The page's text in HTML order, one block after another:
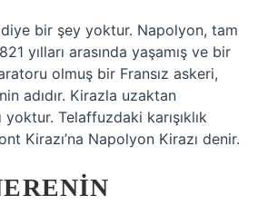
bir şey yoktur. Napolyon, tam
yılları arasında yaşamış ve bir
olmuş bir Fransız askeri,
adıdır. Kirazla uzaktan
yoktur. Telaffuzdaki karışıklık
Kirazı’na Napolyon Kirazı denir.